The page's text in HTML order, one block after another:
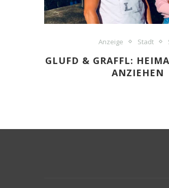
Anzeige Stadt
GLUFD & GRAFFL:
ANZIEHEN